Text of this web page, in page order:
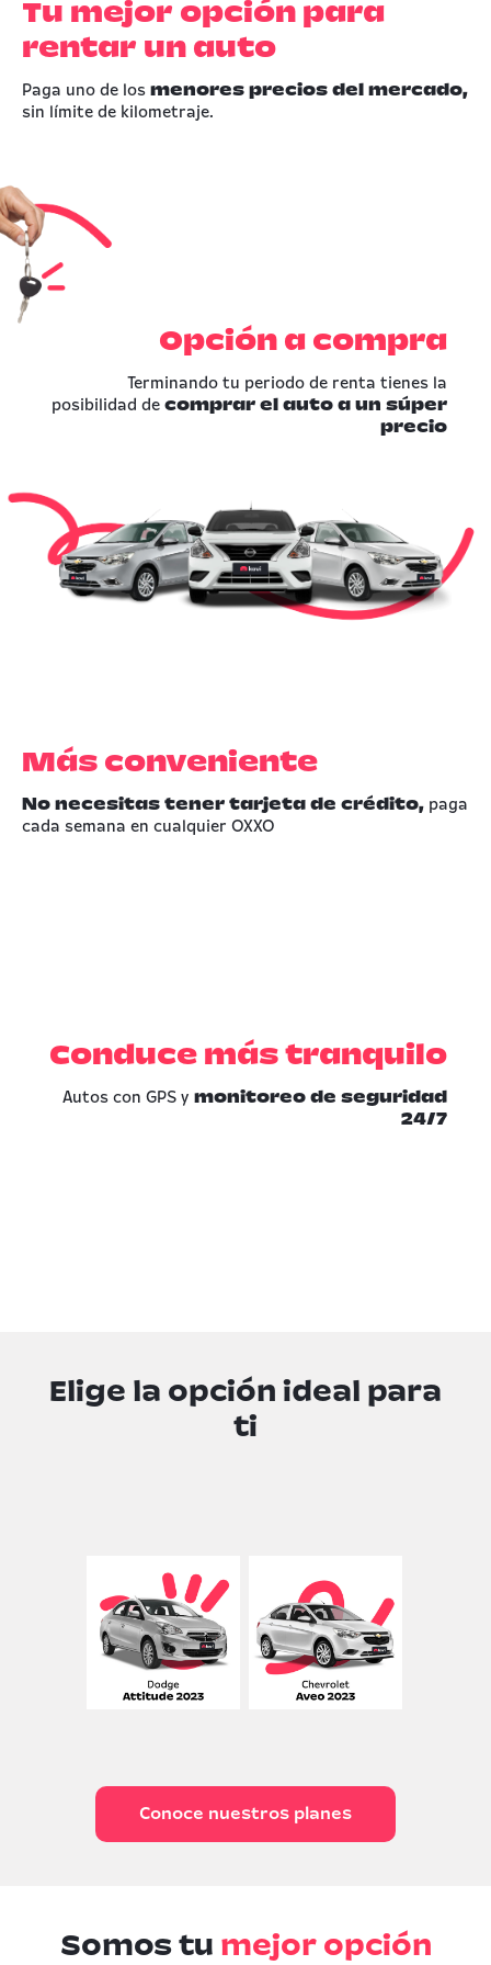
Tu mejor opción para
rentar un auto
Paga uno de los menores precios del mercado,
sin límite de kilometraje.
Opción a compra
Terminando tu periodo de renta tienes la
posibilidad de comprar el auto a un súper
precio
Más conveniente
No necesitas tener tarjeta de crédito, paga
cada semana en cualquier OXXO
Conduce más tranquilo
Autos con GPS y monitoreo de seguridad
24/7
Elige la opción ideal para
ti
Conoce nuestros planes
Somos tu mejor opción